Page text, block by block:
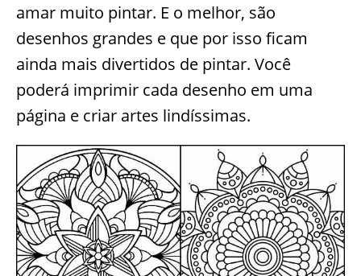
amar muito pintar. E o melhor, são
desenhos grandes e que por isso ficam
ainda mais divertidos de pintar. Você
poderá imprimir cada desenho em uma
página e criar artes lindíssimas.